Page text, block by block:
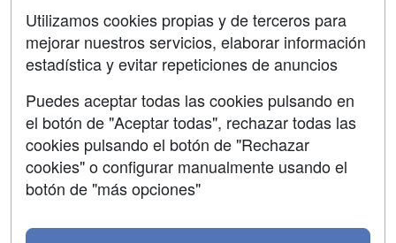
Copyleft
Grupo formazion:
Utilizamos cookies propias y de terceros para
mejorar nuestros servicios, elaborar información
estadística y evitar repeticiones de anuncios
Puedes aceptar todas las cookies pulsando en
el botón de "Aceptar todas", rechazar todas las
cookies pulsando el botón de "Rechazar
cookies" o configurar manualmente usando el
botón de "más opciones"